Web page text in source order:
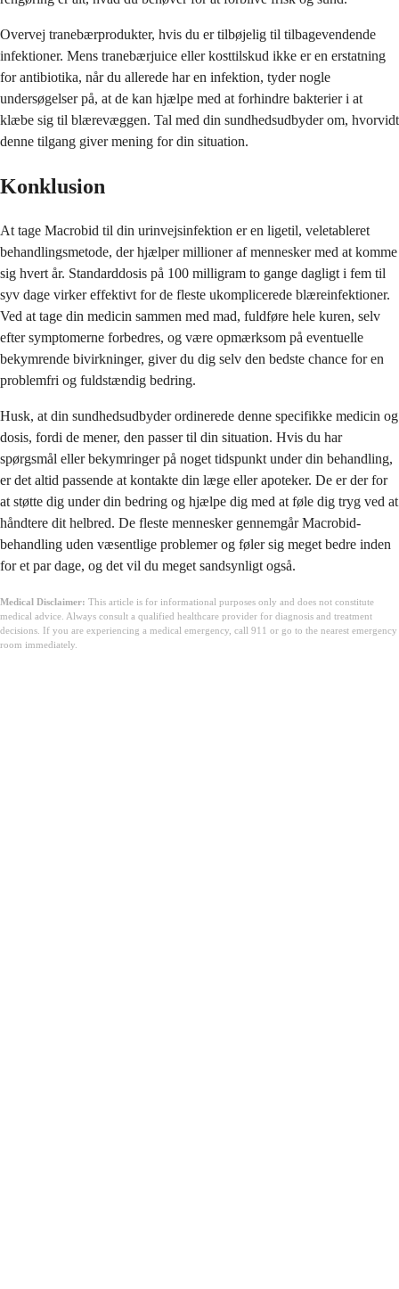
Overvej tranebærprodukter, hvis du er tilbøjelig til tilbagevendende
infektioner. Mens tranebærjuice eller kosttilskud ikke er en erstatning
for antibiotika, når du allerede har en infektion, tyder nogle
undersøgelser på, at de kan hjælpe med at forhindre bakterier i at
klæbe sig til blærevæggen. Tal med din sundhedsudbyder om, hvorvidt
denne tilgang giver mening for din situation.
Konklusion
At tage Macrobid til din urinvejsinfektion er en ligetil, veletableret
behandlingsmetode, der hjælper millioner af mennesker med at komme
sig hvert år. Standarddosis på 100 milligram to gange dagligt i fem til
syv dage virker effektivt for de fleste ukomplicerede blæreinfektioner.
Ved at tage din medicin sammen med mad, fuldføre hele kuren, selv
efter symptomerne forbedres, og være opmærksom på eventuelle
bekymrende bivirkninger, giver du dig selv den bedste chance for en
problemfri og fuldstændig bedring.
Husk, at din sundhedsudbyder ordinerede denne specifikke medicin og
dosis, fordi de mener, den passer til din situation. Hvis du har
spørgsmål eller bekymringer på noget tidspunkt under din behandling,
er det altid passende at kontakte din læge eller apoteker. De er der for
at støtte dig under din bedring og hjælpe dig med at føle dig tryg ved at
håndtere dit helbred. De fleste mennesker gennemgår Macrobid-
behandling uden væsentlige problemer og føler sig meget bedre inden
for et par dage, og det vil du meget sandsynligt også.
Medical Disclaimer: This article is for informational purposes only and does not constitute
medical advice. Always consult a qualified healthcare provider for diagnosis and treatment
decisions. If you are experiencing a medical emergency, call 911 or go to the nearest emergency
room immediately.